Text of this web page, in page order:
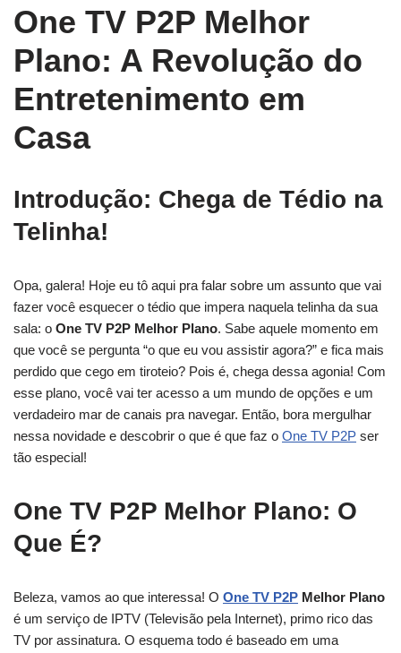
One TV P2P Melhor
Plano: A Revolução do
Entretenimento em
Casa
Introdução: Chega de Tédio na
Telinha!
Opa, galera! Hoje eu tô aqui pra falar sobre um assunto que vai
fazer você esquecer o tédio que impera naquela telinha da sua
sala: o One TV P2P Melhor Plano. Sabe aquele momento em
que você se pergunta “o que eu vou assistir agora?” e fica mais
perdido que cego em tiroteio? Pois é, chega dessa agonia! Com
esse plano, você vai ter acesso a um mundo de opções e um
verdadeiro mar de canais pra navegar. Então, bora mergulhar
nessa novidade e descobrir o que é que faz o One TV P2P ser
tão especial!
One TV P2P Melhor Plano: O
Que É?
Beleza, vamos ao que interessa! O One TV P2P Melhor Plano
é um serviço de IPTV (Televisão pela Internet), primo rico das
TV por assinatura. O esquema todo é baseado em uma